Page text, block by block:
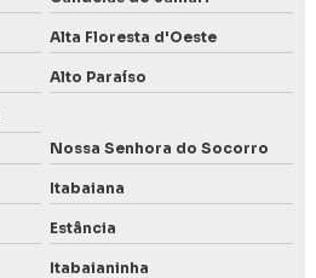
Alta Floresta d'Oeste
Alto Paraíso
Nossa Senhora do Socorro
Itabaiana
Estância
Itabaianinha